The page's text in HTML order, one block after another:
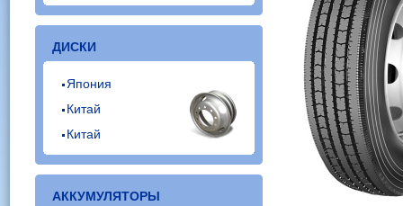
ДИСКИ
Япония
Китай
Китай
АККУМУЛЯТОРЫ